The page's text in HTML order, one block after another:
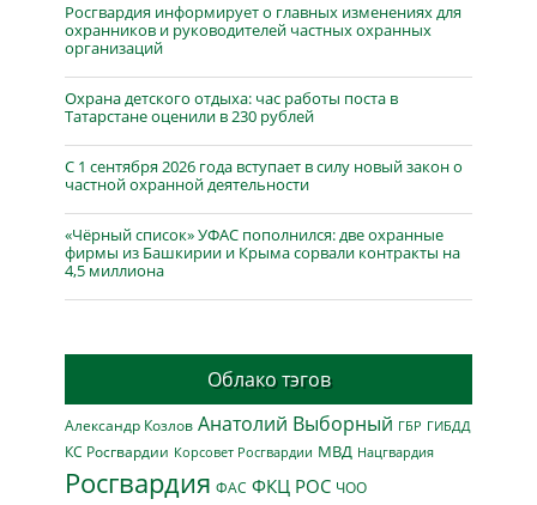
Росгвардия информирует о главных изменениях для
охранников и руководителей частных охранных
организаций
Охрана детского отдыха: час работы поста в
Татарстане оценили в 230 рублей
С 1 сентября 2026 года вступает в силу новый закон о
частной охранной деятельности
«Чёрный список» УФАС пополнился: две охранные
фирмы из Башкирии и Крыма сорвали контракты на
4,5 миллиона
Облако тэгов
Александр Козлов Анатолий Выборный ГБР ГИБДД
КС Росгвардии Корсовет Росгвардии МВД Нацгвардия
Росгвардия ФАС ФКЦ РОС ЧОО